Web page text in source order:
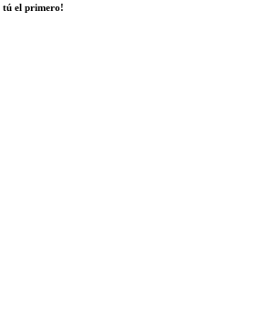
tú el primero!